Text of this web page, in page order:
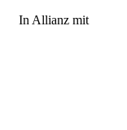
In Allianz mit